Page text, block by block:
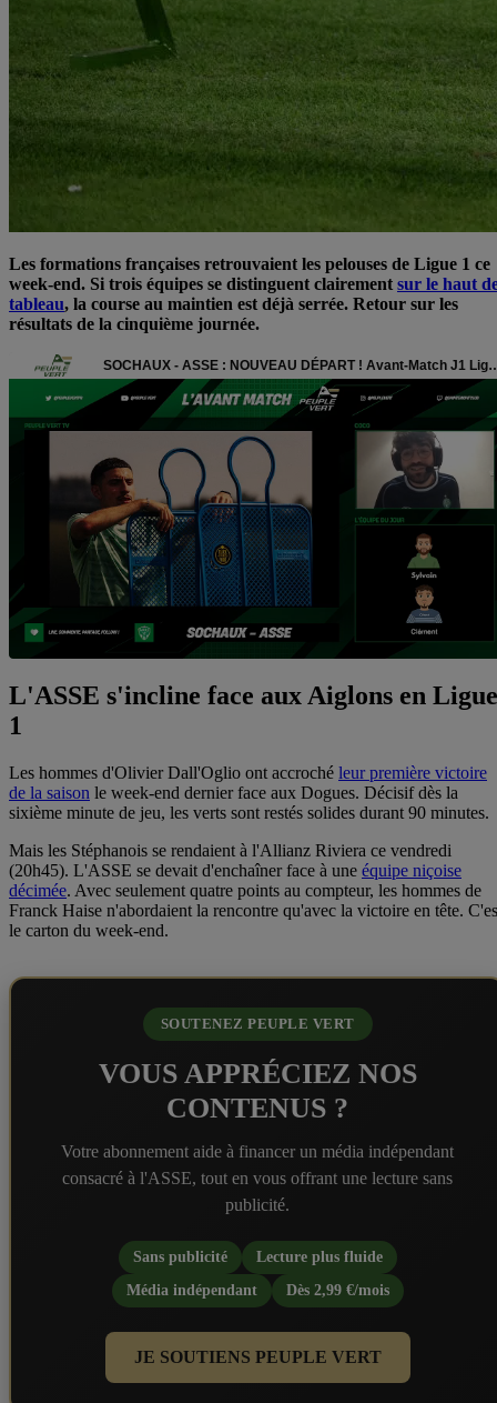
Les formations françaises retrouvaient les pelouses de Ligue 1 ce
week-end. Si trois équipes se distinguent clairement sur le haut
tableau, la course au maintien est déjà serrée. Retour sur les
résultats de la cinquième journée.
L'ASSE s'incline face aux Aiglons en Ligue
1
Les hommes d'Olivier Dall'Oglio ont accroché leur première victoire
de la saison le week-end dernier face aux Dogues. Décisif dès la
sixième minute de jeu, les verts sont restés solides durant 90 minutes.
Mais les Stéphanois se rendaient à l'Allianz Riviera ce vendredi
(20h45). L'ASSE se devait d'enchaîner face à une équipe niçoise
décimée. Avec seulement quatre points au compteur, les hommes de
Franck Haise n'abordaient la rencontre qu'avec la victoire en tête.
le carton du week-end.
SOUTENEZ PEUPLE VERT
VOUS APPRÉCIEZ NOS
CONTENUS ?
Votre abonnement aide à financer un média indépendant
consacré à l'ASSE, tout en vous offrant une lecture sans
publicité.
Sans publicité
Lecture plus fluide
Média indépendant
Dès 2,99 €/mois
JE SOUTIENS PEUPLE VERT